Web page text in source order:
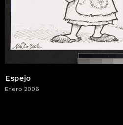
Espejo
Enero 2006